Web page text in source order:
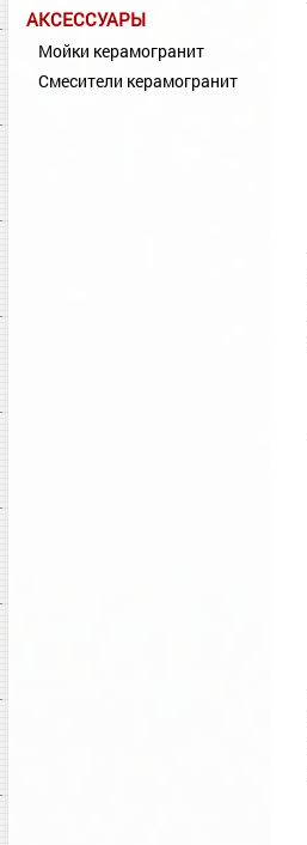
АКСЕССУАРЫ
Мойки керамогранит
Смесители керамогранит